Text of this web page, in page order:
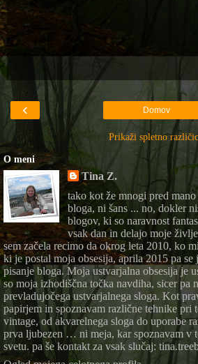
‹ Domov
Prikaži spletno
O meni
Tina Z.
tako kot že mnogi pred
bloga, ni šans ... no, dokler
blogov, ki so naravnost
vsak dan in delajo moje
sem začela recimo da okrog leta 2010, ko
ki je postal moja obsesija, aprila 2015 pa
pisanje bloga. Moja ustvarjalna obsesija je
so moja izhodiščna točka navdiha, sicer pa
prevladujočega ustvarjalnega sloga. Kot
papirjem in spoznavam različne tehnike pri
vintage, od akvarelnega sloga do uporabe
prva ljubezen … ni meja, kar spoznavam v
svetu. pa še kontakt za vsak slučaj: